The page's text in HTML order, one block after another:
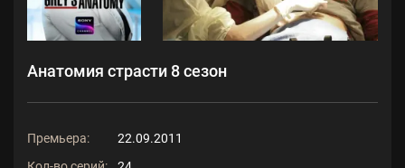
Анатомия страсти 8 сезон
Премьера:
22.09.2011